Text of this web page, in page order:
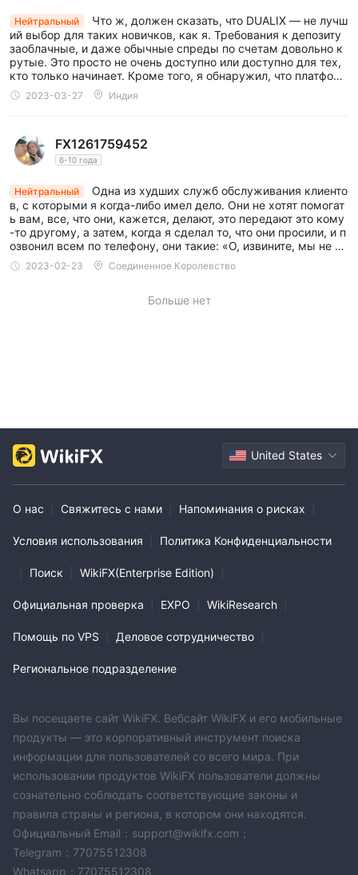
Нейтральный
Что ж, должен сказать, что DUALIX — не лучш
ий выбор для таких новичков, как я. Требования к депозиту
заоблачные, и даже обычные спреды по счетам довольно к
рутые. Это просто не очень доступно или доступно для тех,
кто только начинает. Кроме того, я обнаружил, что платфор
ма немного перегружена и не очень удобна для пользовател
я.
2023-03-27 Индия
FX1261759452
6-10 года
Нейтральный
Одна из худших служб обслуживания клиенто
в, с которыми я когда-либо имел дело. Они не хотят помогат
ь вам, все, что они, кажется, делают, это передают это кому
-то другому, а затем, когда я сделал то, что они просили, и п
озвонил всем по телефону, они такие: «О, извините, мы не м
ожем справиться с этим». . Так что в очередной раз ничего
не решается. Моя проблема длится уже полгода...
2023-02-23 Соединенное Королевство
Больше нет
United States
О нас Свяжитесь с нами Напоминания о рисках
Условия использования Политика Конфиденциальности
Поиск WikiFX(Enterprise Edition)
Официальная проверка EXPO WikiResearch
Помощь по VPS Деловое сотрудничество
Региональное подразделение
Вы посещаете сайт WikiFX. Вебсайт WikiFX и его мобильные
продукты — это корпоративный инструмент поиска
информации для пользователей со всего мира. При
использовании продуктов WikiFX пользователи должны
сознательно соблюдать соответствующие законы и
правила страны и региона, в котором они находятся.
Официальный Email：support@wikifx.com；
Telegram：77075512308
Whatsapp：77075512308